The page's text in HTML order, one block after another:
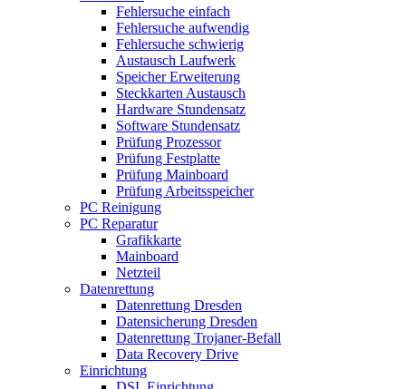
Fehlersuche einfach
Fehlersuche aufwendig
Fehlersuche schwierig
Austausch Laufwerk
Speicher Erweiterung
Steckkarten Austausch
Hardware Stundensatz
Software Stundensatz
Prüfung Prozessor
Prüfung Festplatte
Prüfung Mainboard
Prüfung Arbeitsspeicher
PC Reinigung
PC Reparatur
Grafikkarte
Mainboard
Netzteil
Datenrettung
Datenrettung Dresden
Datensicherung Dresden
Datenrettung Trojaner-Befall
Data Recovery Drive
Einrichtung